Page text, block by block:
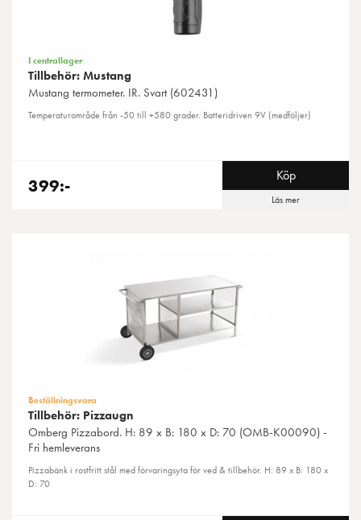
I centrallager
Tillbehör: Mustang
Mustang termometer. IR. Svart (602431)
Temperaturområde från -50 till +580 grader. Batteridriven 9V (medföljer)
399:- Köp
Läs mer
Beställningsvara
Tillbehör: Pizzaugn
Omberg Pizzabord. H: 89 x B: 180 x D: 70 (OMB-K00090) -
Fri hemleverans
Pizzabänk i rostfritt stål med förvaringsyta för ved & tillbehör. H: 89 x B: 180 x
D: 70